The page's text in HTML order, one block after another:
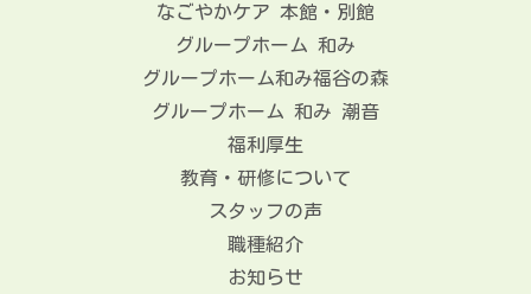
なごやかケア 本館・別館
グループホーム 和み
グループホーム和み福谷の森
グループホーム 和み 潮音
福利厚生
教育・研修について
スタッフの声
職種紹介
お知らせ